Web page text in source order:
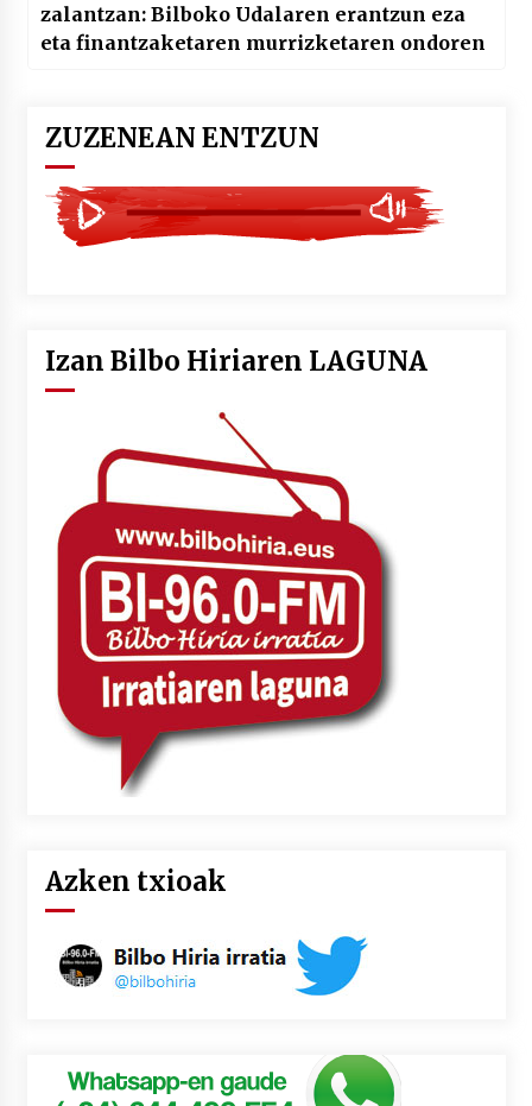
zalantzan: Bilboko Udalaren erantzun eza
eta finantzaketaren murrizketaren ondoren
ZUZENEAN ENTZUN
Izan Bilbo Hiriaren LAGUNA
Azken txioak